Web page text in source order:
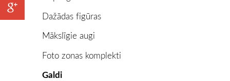
Dažādas figūras
Mākslīgie augi
Foto zonas komplekti
Galdi